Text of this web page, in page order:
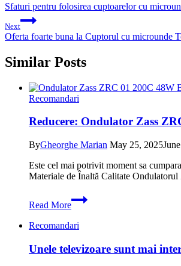
navigation
Sfaturi pentru folosirea cuptoarelor cu
Next
Oferta foarte buna la Cuptorul cu
Similar Posts
Recomandari
Reducere: Ondulator Zass
ByGheorghe Marian May 25, 2025
Este cel mai potrivit moment sa
Materiale de Înaltă Calitate
Read More
Reducere:
Ondulator
ZRC
cu
Recomandari
Unele televizoare sunt mai